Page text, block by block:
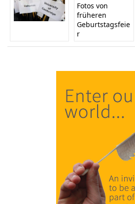
Fotos von
früheren
Geburtstagsfeie
r